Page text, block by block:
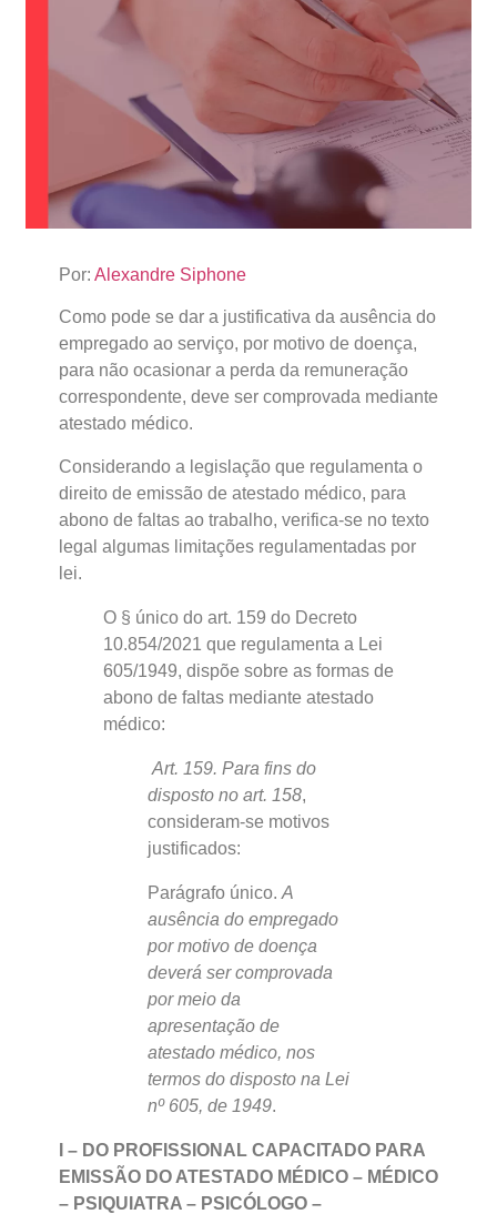
Por: Alexandre Siphone
Como pode se dar a justificativa da ausência do
empregado ao serviço, por motivo de doença,
para não ocasionar a perda da remuneração
correspondente, deve ser comprovada mediante
atestado médico.
Considerando a legislação que regulamenta o
direito de emissão de atestado médico, para
abono de faltas ao trabalho, verifica-se no texto
legal algumas limitações regulamentadas por
lei.
O § único do art. 159 do Decreto
10.854/2021 que regulamenta a Lei
605/1949, dispõe sobre as formas de
abono de faltas mediante atestado
médico:
Art. 159. Para fins do
disposto no art. 158,
consideram-se motivos
justificados:
Parágrafo único. A
ausência do empregado
por motivo de doença
deverá ser comprovada
por meio da
apresentação de
atestado médico, nos
termos do disposto na Lei
nº 605, de 1949.
I – DO PROFISSIONAL CAPACITADO PARA
EMISSÃO DO ATESTADO MÉDICO – MÉDICO
– PSIQUIATRA – PSICÓLOGO –